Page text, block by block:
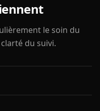
le soin du
du suivi.